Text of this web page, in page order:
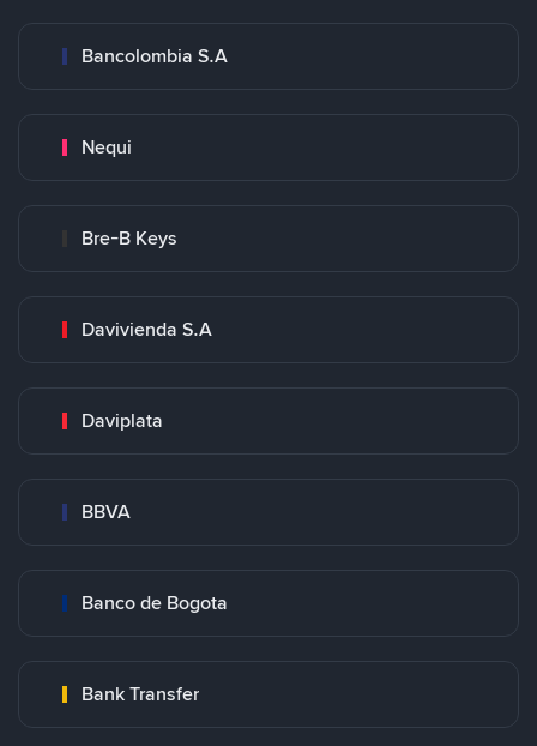
Bancolombia S.A
Nequi
Bre-B Keys
Davivienda S.A
Daviplata
BBVA
Banco de Bogota
Bank Transfer